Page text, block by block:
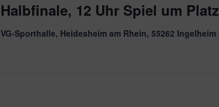
Halbfinale, 12 Uhr Spiel um
VG-Sporthalle, Heidesheim am Rhein, 55262